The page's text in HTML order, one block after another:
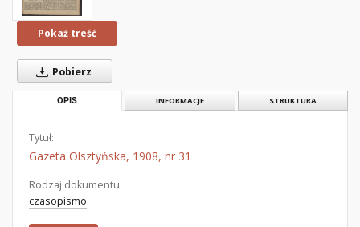
Pokaż treść
Pobierz
OPIS INFORMACJE STRUKTURA
Tytuł:
Gazeta Olsztyńska, 1908, nr 31
Rodzaj dokumentu:
czasopismo